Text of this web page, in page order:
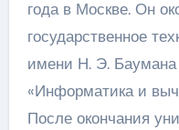
года в Москве. Он
государственное
имени Н. Э. Баумана
«Информатика и
После окончания